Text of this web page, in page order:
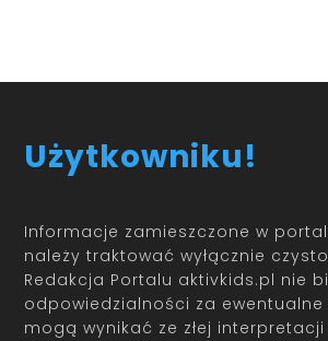
Użytkowniku!
Informacje zamieszczone w
należy traktować wyłącznie
Redakcja Portalu aktivkids.pl nie
odpowiedzialności za ewentualne
mogą wynikać ze złej